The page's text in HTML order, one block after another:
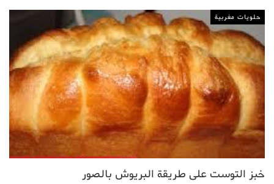
حلويات مغربية
خبز التوست على طريقة البريوش بالصور